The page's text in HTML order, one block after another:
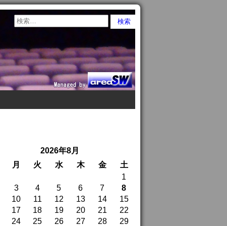
2026年8月
月 火 水 木 金
土
1
3 4 5 6 7
8
10 11 12 13 14
15
17 18 19 20 21
22
24 25 26 27 28 29